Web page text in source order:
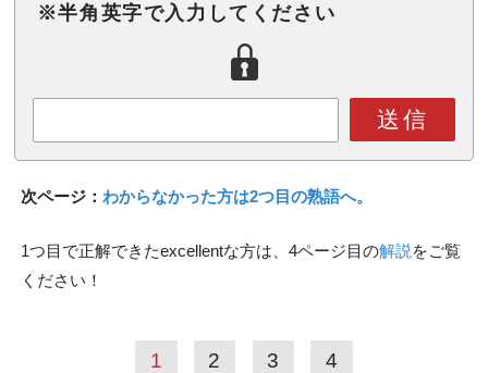
※半角英字で入力してください
送信
次ページ： わからなかった方は2つ目の熟語へ。
1つ目で正解できたexcellentな方は、4ページ目の解説 をご覧
ください！
1 2 3 4